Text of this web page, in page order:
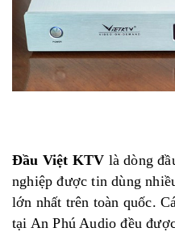
Đầu Việt KTV là dòng
nghiệp được tin dùng
lớn nhất trên toàn quốc.
tại An Phú Audio đều